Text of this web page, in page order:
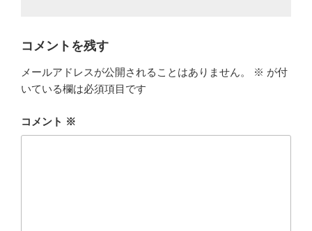
コメントを残す
メールアドレスが公開されることはありません。 ※ が付
いている欄は必須項目です
コメント ※